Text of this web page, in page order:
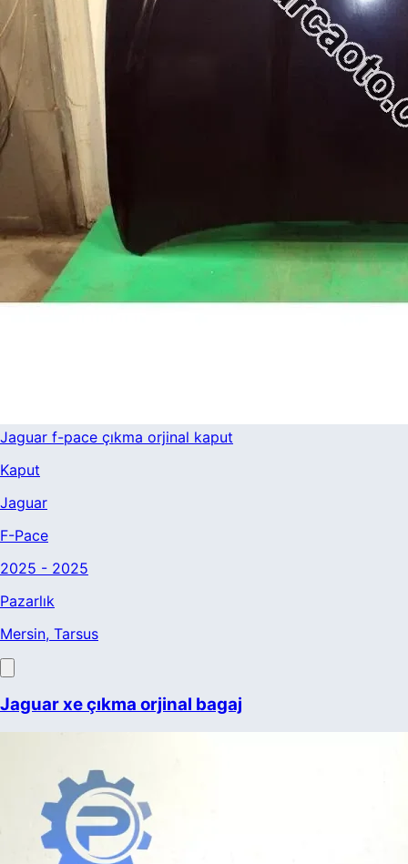
Jaguar f-pace çıkma orjinal kaput
Kaput
Jaguar
F-Pace
2025 - 2025
Pazarlık
Mersin, Tarsus
Jaguar xe çıkma orjinal bagaj